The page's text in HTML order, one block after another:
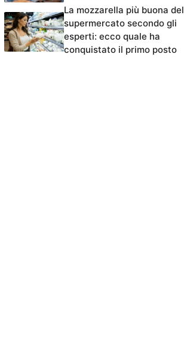
La mozzarella più buona del
supermercato secondo gli
esperti: ecco quale ha
conquistato il primo posto